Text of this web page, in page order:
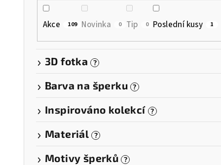
Akce 109 Novinka 0 Tip 0 Poslední kusy 1
3D fotka ?
Barva na šperku ?
Inspirováno kolekcí ?
Materiál ?
Motivy šperků ?